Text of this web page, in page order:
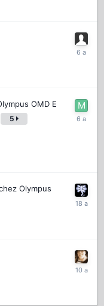
OMD E
5
Olympus